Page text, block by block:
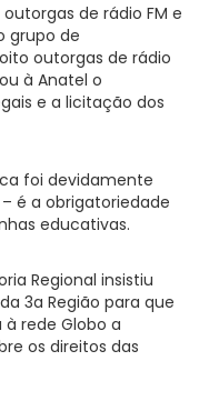
de rádio FM e
grupo de
outorgas de rádio
à Anatel o
e a licitação dos
foi devidamente
é a obrigatoriedade
educativas.
Regional insistiu
3a Região para que
rede Globo a
os direitos das